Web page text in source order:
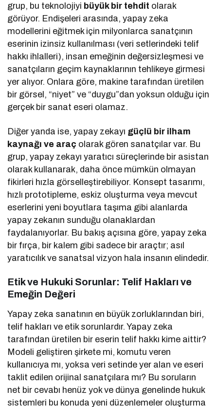
grup, bu teknolojiyi büyük bir tehdit olarak
görüyor. Endişeleri arasında, yapay zeka
modellerini eğitmek için milyonlarca sanatçının
eserinin izinsiz kullanılması (veri setlerindeki telif
hakkı ihlalleri), insan emeğinin değersizleşmesi ve
sanatçıların geçim kaynaklarının tehlikeye girmesi
yer alıyor. Onlara göre, makine tarafından üretilen
bir görsel, “niyet” ve “duygu”dan yoksun olduğu için
gerçek bir sanat eseri olamaz.
Diğer yanda ise, yapay zekayı güçlü bir ilham
kaynağı ve araç olarak gören sanatçılar var. Bu
grup, yapay zekayı yaratıcı süreçlerinde bir asistan
olarak kullanarak, daha önce mümkün olmayan
fikirleri hızla görselleştirebiliyor. Konsept tasarımı,
hızlı prototipleme, eskiz oluşturma veya mevcut
eserlerini yeni boyutlara taşıma gibi alanlarda
yapay zekanın sunduğu olanaklardan
faydalanıyorlar. Bu bakış açısına göre, yapay zeka
bir fırça, bir kalem gibi sadece bir araçtır; asıl
yaratıcılık ve sanatsal vizyon hala insanın elindedir.
Etik ve Hukuki Sorunlar: Telif Hakları ve
Emeğin Değeri
Yapay zeka sanatının en büyük zorluklarından biri,
telif hakları ve etik sorunlardır. Yapay zeka
tarafından üretilen bir eserin telif hakkı kime aittir?
Modeli geliştiren şirkete mi, komutu veren
kullanıcıya mı, yoksa veri setinde yer alan ve eseri
taklit edilen orijinal sanatçılara mı? Bu soruların
net bir cevabı henüz yok ve dünya genelinde hukuk
sistemleri bu konuda yeni düzenlemeler oluşturma